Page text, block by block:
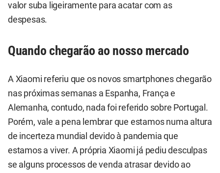
valor suba ligeiramente para acatar com as
despesas.
Quando chegarão ao nosso mercado
A Xiaomi referiu que os novos smartphones chegarão
nas próximas semanas a Espanha, França e
Alemanha, contudo, nada foi referido sobre Portugal.
Porém, vale a pena lembrar que estamos numa altura
de incerteza mundial devido à pandemia que
estamos a viver. A própria Xiaomi já pediu desculpas
se alguns processos de venda atrasar devido ao